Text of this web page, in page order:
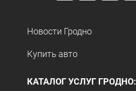
Новости Гродно
Купить авто
КАТАЛОГ УСЛУГ ГРОДНО: